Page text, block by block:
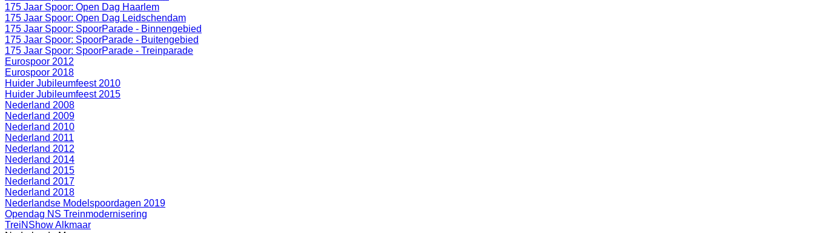
175 Jaar Spoor: Open Dag Haarlem
175 Jaar Spoor: Open Dag Leidschendam
175 Jaar Spoor: SpoorParade - Binnengebied
175 Jaar Spoor: SpoorParade - Buitengebied
175 Jaar Spoor: SpoorParade - Treinparade
Eurospoor 2012
Eurospoor 2018
Huider Jubileumfeest 2010
Huider Jubileumfeest 2015
Nederland 2008
Nederland 2009
Nederland 2010
Nederland 2011
Nederland 2012
Nederland 2014
Nederland 2015
Nederland 2017
Nederland 2018
Nederlandse Modelspoordagen 2019
Opendag NS Treinmodernisering
TreiNShow Alkmaar